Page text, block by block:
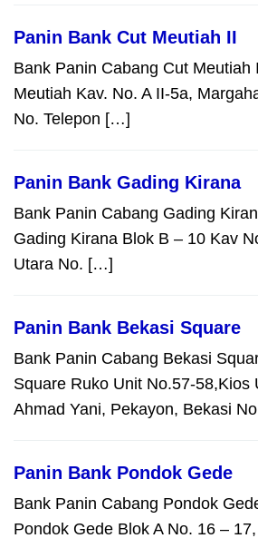
Panin Bank Cut Meutiah II
Bank Panin Cabang Cut Meutiah
Meutiah Kav. No. A II-5a,
No. Telepon […]
Panin Bank Gading Kirana
Bank Panin Cabang Gading
Gading Kirana Blok B – 10 Kav
Utara No. […]
Panin Bank Bekasi Square
Bank Panin Cabang Bekasi
Square Ruko Unit No.57-58,Kios
Ahmad Yani, Pekayon, Bekasi
Panin Bank Pondok Gede
Bank Panin Cabang Pondok
Pondok Gede Blok A No. 16 –